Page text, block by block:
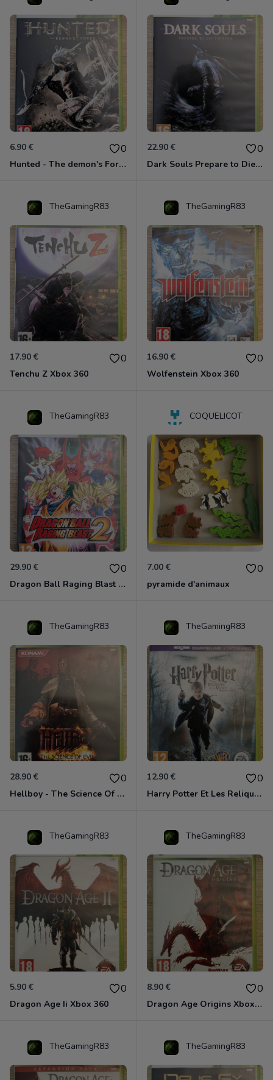
6.90 € 0
Hunted - The demon's Forge Xbox 360 (Complet CIB)
22.90 € 0
Dark Souls Prepare to Die Edition XBOX 360
TheGamingR83
17.90 € 0
Tenchu Z Xbox 360
TheGamingR83
16.90 € 0
Wolfenstein Xbox 360
TheGamingR83
29.90 € 0
Dragon Ball Raging Blast 2 Xbox 360
COQUELICOT
7.00 € 0
pyramide d'animaux
TheGamingR83
28.90 € 0
Hellboy - The Science Of Evil Xbox 360
TheGamingR83
12.90 € 0
Harry Potter Et Les Reliques De La Mort - 1ère Partie Xbox 360
TheGamingR83
5.90 € 0
Dragon Age Ii Xbox 360
TheGamingR83
8.90 € 0
Dragon Age Origins Xbox 360
TheGamingR83 TheGamingR83